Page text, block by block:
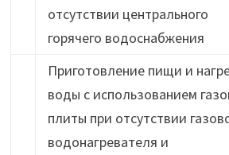
отсутствии центрального
горячего водоснабжения
Приготовление пищи и
воды с использованием
плиты при отсутствии
водонагревателя и